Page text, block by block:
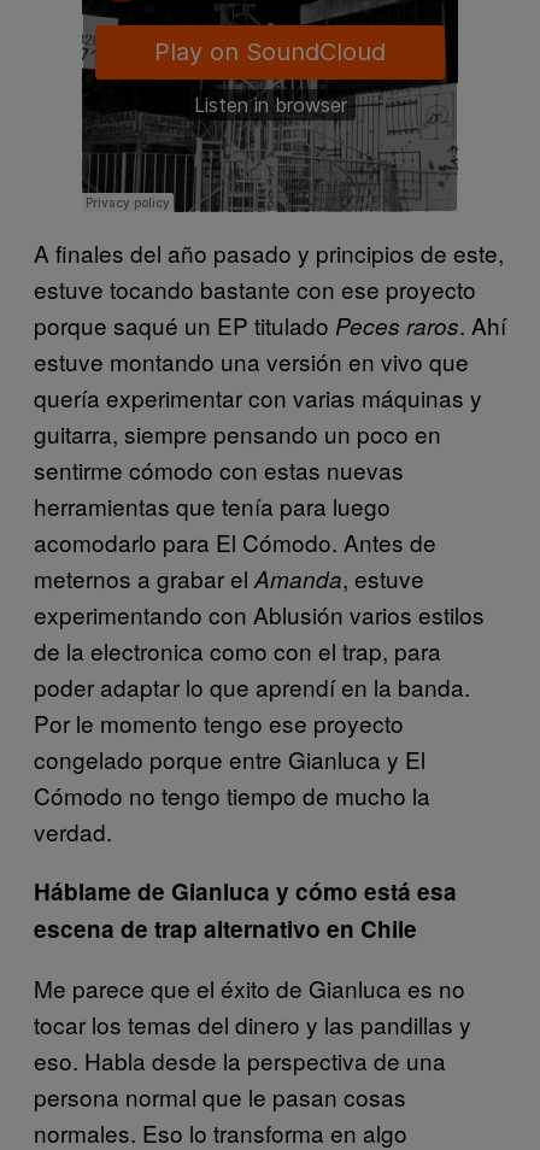
A finales del año pasado y principios de este,
estuve tocando bastante con ese proyecto
porque saqué un EP titulado Peces raros. Ahí
estuve montando una versión en vivo que
quería experimentar con varias máquinas y
guitarra, siempre pensando un poco en
sentirme cómodo con estas nuevas
herramientas que tenía para luego
acomodarlo para El Cómodo. Antes de
meternos a grabar el Amanda, estuve
experimentando con Ablusión varios estilos
de la electronica como con el trap, para
poder adaptar lo que aprendí en la banda.
Por le momento tengo ese proyecto
congelado porque entre Gianluca y El
Cómodo no tengo tiempo de mucho la
verdad.
Háblame de Gianluca y cómo está esa
escena de trap alternativo en Chile
Me parece que el éxito de Gianluca es no
tocar los temas del dinero y las pandillas y
eso. Habla desde la perspectiva de una
persona normal que le pasan cosas
normales. Eso lo transforma en algo